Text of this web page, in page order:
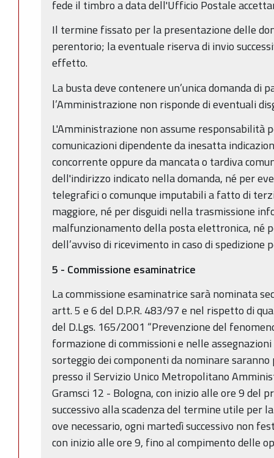
fede il timbro a data dell'Ufficio Postale
Il termine fissato per la presentazione delle
perentorio; la eventuale riserva di invio
effetto.
La busta deve contenere un’unica domanda di
l’Amministrazione non risponde di eventuali
L'Amministrazione non assume responsabilità
comunicazioni dipendente da inesatta
concorrente oppure da mancata o tardiva
dell'indirizzo indicato nella domanda, né per
telegrafici o comunque imputabili a fatto di
maggiore, né per disguidi nella trasmissione
malfunzionamento della posta elettronica, né
dell’avviso di ricevimento in caso di spedizione
5 - Commissione esaminatrice
La commissione esaminatrice sarà nominata
artt. 5 e 6 del D.P.R. 483/97 e nel rispetto di
del D.Lgs. 165/2001 “Prevenzione del
formazione di commissioni e nelle
sorteggio dei componenti da nominare
presso il Servizio Unico Metropolitano
Gramsci 12 - Bologna, con inizio alle ore 9 del
successivo alla scadenza del termine utile per
ove necessario, ogni martedì successivo non
con inizio alle ore 9, fino al compimento delle